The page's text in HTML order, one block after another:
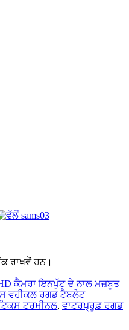
ਰਾਖਵੇਂ ਹਨ।
ਕੈਮਰਾ ਇਨਪੁੱਟ ਦੇ ਨਾਲ ਮਜ਼ਬੂਤ
ਵਹੀਕਲ ਰਗਡ ਟੈਬਲੇਟ
ਟਰਮੀਨਲ, ਵਾਟਰਪ੍ਰੂਫ਼ ਰਗਡ